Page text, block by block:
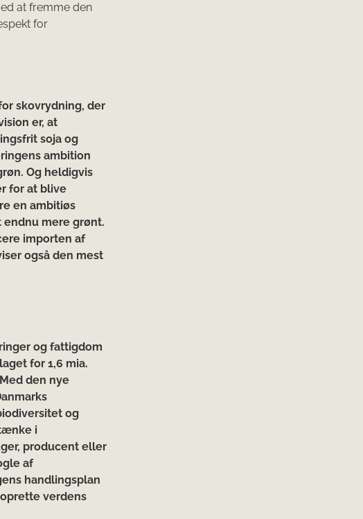
at fremme den
for
skovrydning, der
er, at
soja og
ambition
Og heldigvis
for at blive
en ambitiøs
mere grønt.
importen af
også den mest
og fattigdom
for 1,6 mia.
den nye
og
i
producent eller
af
handlingsplan
verdens